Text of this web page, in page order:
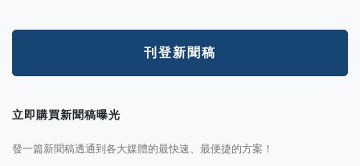
刊登新聞稿
立即購買新聞稿曝光
發一篇新聞稿透通到各大媒體的最快速、最便捷的方案！